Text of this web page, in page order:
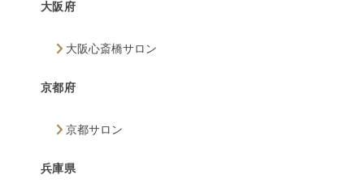
大阪府
大阪心斎橋サロン
京都府
京都サロン
兵庫県